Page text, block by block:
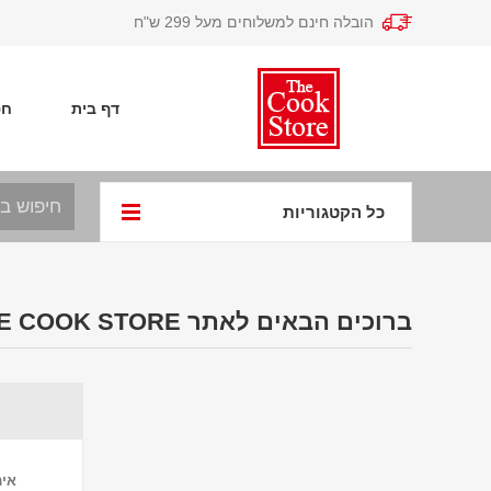
הובלה חינם למשלוחים מעל 299 ש"ח
דף בית
כל הקטגוריות
ברוכים הבאים לאתר THE COOK STORE